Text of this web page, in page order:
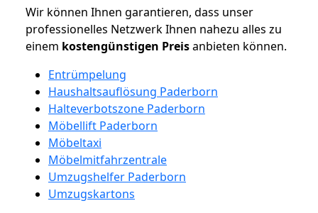
Wir können Ihnen garantieren, dass unser
professionelles Netzwerk Ihnen nahezu alles zu
einem kostengünstigen Preisanbieten können.
Entrümpelung
Haushaltsauflösung Paderborn
Halteverbotszone Paderborn
Möbellift Paderborn
Möbeltaxi
Möbelmitfahrzentrale
Umzugshelfer Paderborn
Umzugskartons